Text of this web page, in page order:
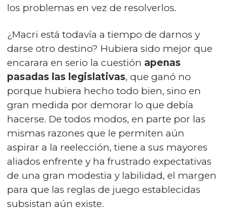
los problemas en vez de resolverlos.
¿Macri está todavía a tiempo de darnos y
darse otro destino? Hubiera sido mejor que
encarara en serio la cuestión apenas
pasadas las legislativas, que ganó no
porque hubiera hecho todo bien, sino en
gran medida por demorar lo que debía
hacerse. De todos modos, en parte por las
mismas razones que le permiten aún
aspirar a la reelección, tiene a sus mayores
aliados enfrente y ha frustrado expectativas
de una gran modestia y labilidad, el margen
para que las reglas de juego establecidas
subsistan aún existe.